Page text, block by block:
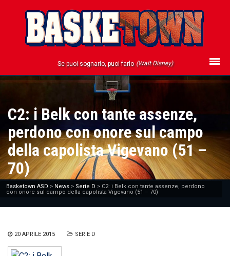
Se puoi sognarlo, puoi farlo (Walt Disney)
C2: i Belk con tante assenze,
perdono con onore sul campo
della capolista Vigevano (51 –
70)
Basketown ASD > News > Serie D > C2: i Belk con tante assenze, perdono
con onore sul campo della capolista Vigevano (51 – 70)
20 APRILE 2015 SERIE D